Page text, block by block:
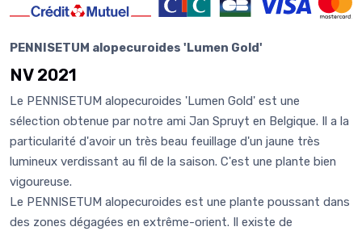
PENNISETUM alopecuroides 'Lumen Gold'
NV 2021
Le PENNISETUM alopecuroides 'Lumen Gold' est une
sélection obtenue par notre ami Jan Spruyt en Belgique. Il a la
particularité d'avoir un très beau feuillage d'un jaune très
lumineux verdissant au fil de la saison. C'est une plante bien
vigoureuse.
Le PENNISETUM alopecuroides est une plante poussant dans
des zones dégagées en extrême-orient. Il existe de